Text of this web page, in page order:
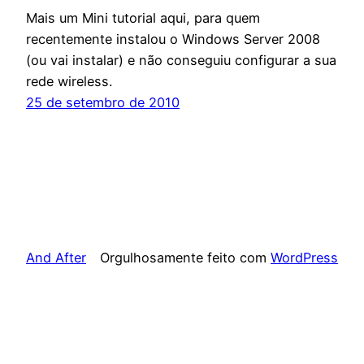
Mais um Mini tutorial aqui, para quem
recentemente instalou o Windows Server 2008
(ou vai instalar) e não conseguiu configurar a sua
rede wireless.
25 de setembro de 2010
And After Orgulhosamente feito com WordPress